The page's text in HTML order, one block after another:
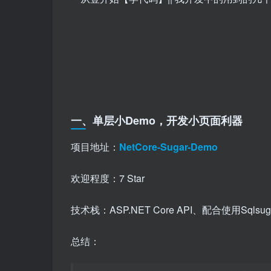
一、单层小Demo，开发小页面利器
项目地址： NetCore-Sugar-Demo
欢迎程度：7 Star
技术栈：ASP.NET Core API、配合使用
总结：